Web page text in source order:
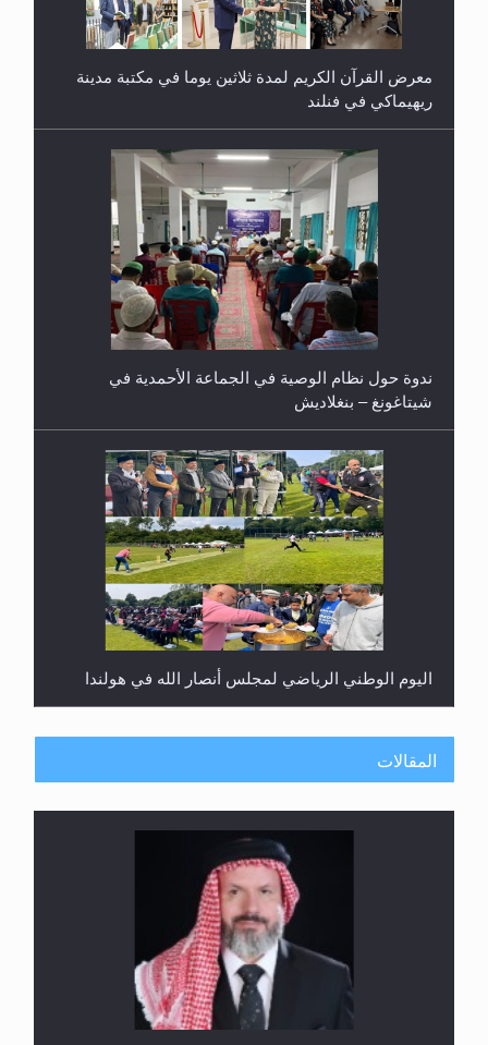
معرض القرآن الكريم لمدة ثلاثين يوما في مكتبة مدينة
ريهيماكي في فنلند
ندوة حول نظام الوصية في الجماعة الأحمدية في
شيتاغونغ – بنغلاديش
اليوم الوطني الرياضي لمجلس أنصار الله في هولندا
إتمام حفظ القرآن الكريم لثلاثة طلاب من مدرسة الحفظ
المقالات